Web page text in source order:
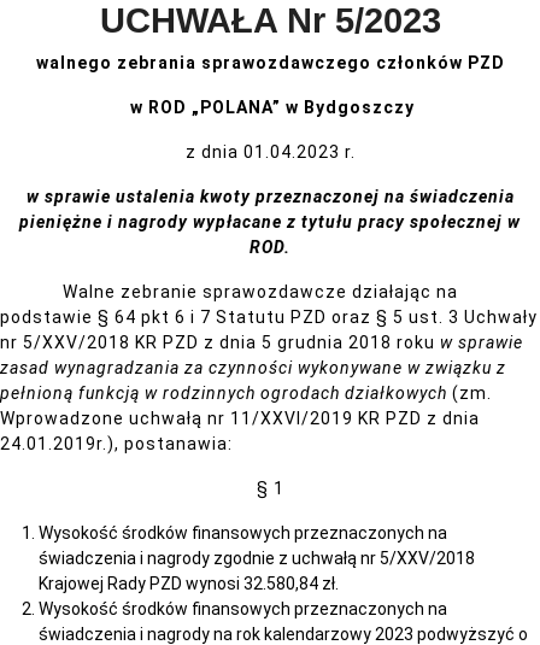
UCHWAŁA Nr 5/2023
walnego zebrania sprawozdawczego członków PZD
w ROD „POLANA” w Bydgoszczy
z dnia 01.04.2023 r.
w sprawie ustalenia kwoty przeznaczonej na świadczenia
pieniężne i nagrody wypłacane z tytułu pracy społecznej w
ROD.
Walne zebranie sprawozdawcze działając na
podstawie § 64 pkt 6 i 7 Statutu PZD oraz § 5 ust. 3 Uchwały
nr 5/XXV/2018 KR PZD z dnia 5 grudnia 2018 roku w sprawie
zasad wynagradzania za czynności wykonywane w związku z
pełnioną funkcją w rodzinnych ogrodach działkowych (zm.
Wprowadzone uchwałą nr 11/XXVI/2019 KR PZD z dnia
24.01.2019r.), postanawia:
§ 1
Wysokość środków finansowych przeznaczonych na
świadczenia i nagrody zgodnie z uchwałą nr 5/XXV/2018
Krajowej Rady PZD wynosi 32.580,84 zł.
Wysokość środków finansowych przeznaczonych na
świadczenia i nagrody na rok kalendarzowy 2023 podwyższyć o